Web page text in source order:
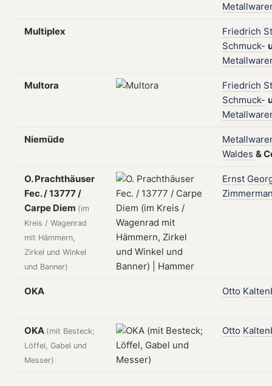
Multiplex Friedrich
Schmuck-
Multora Friedrich
Schmuck-
Niemüde
Waldes &
O. Prachthäuser
Fec. / 13777 /
Carpe Diem (im
Kreis / Wagenrad
mit Hämmern,
Zirkel und Winkel
und Banner)
Ernst
OKA Otto
OKA (mit Besteck;
Löffel, Gabel und
Messer)
Otto